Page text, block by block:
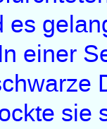
es
einer
sie